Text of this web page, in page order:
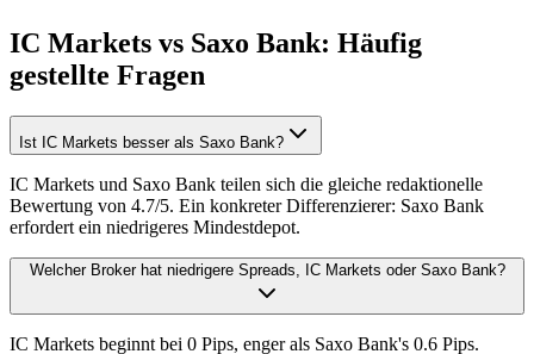
IC Markets vs Saxo Bank: Häufig
gestellte Fragen
Ist IC Markets besser als Saxo Bank?
IC Markets und Saxo Bank teilen sich die gleiche redaktionelle
Bewertung von 4.7/5. Ein konkreter Differenzierer: Saxo Bank
erfordert ein niedrigeres Mindestdepot.
Welcher Broker hat niedrigere Spreads, IC Markets oder Saxo Bank?
IC Markets beginnt bei 0 Pips, enger als Saxo Bank's 0.6 Pips.